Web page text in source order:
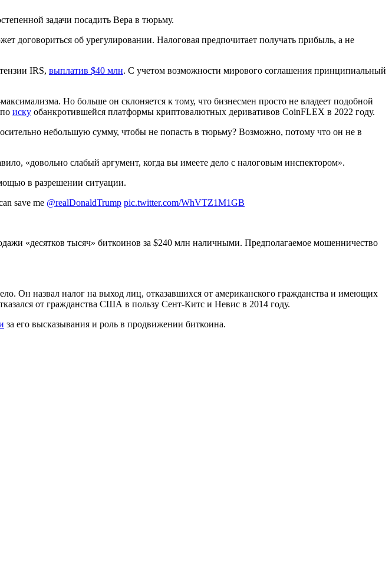
задачи посадить Вера в тюрьму.
договориться об урегулировании. Налоговая предпочитает получать прибыль, а не
IRS, выплатив $40 млн. С учетом возможности мирового соглашения принципиальный
Но больше он склоняется к тому, что бизнесмен просто не владеет подобной
иску обанкротившейся платформы криптовалютных деривативов CoinFLEX в 2022 году.
небольшую сумму, чтобы не попасть в тюрьму? Возможно, потому что он не в
«довольно слабый аргумент, когда вы имеете дело с налоговым инспектором».
в разрешении ситуации.
save me @realDonaldTrump pic.twitter.com/WhVTZ1M1GB
«десятков тысяч» биткоинов за $240 млн наличными. Предполагаемое мошенничество
Он назвал налог на выход лиц, отказавшихся от американского гражданства и имеющих
от гражданства США в пользу Сент-Китс и Невис в 2014 году.
за его высказывания и роль в продвижении биткоина.